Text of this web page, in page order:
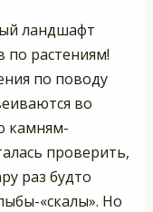
ландшафт
по растениям!
по поводу
во
камням-
проверить,
раз будто
«скалы». Но